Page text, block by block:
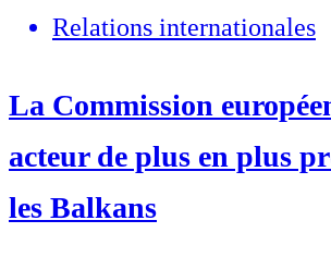
Relations internationales
La Commission
acteur de plus en plus
les Balkans